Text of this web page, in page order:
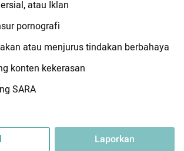
atau Iklan
pornografi
atau menjurus tindakan berbahaya
konten kekerasan
SARA
Laporkan